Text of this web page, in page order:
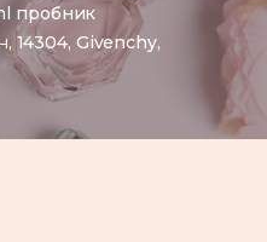
пробник
, 14304, Givenchy,